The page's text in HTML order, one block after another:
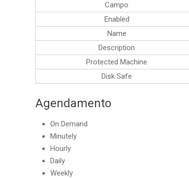
Campo
Enabled
Name
Description
Protected Machine
Disk Safe
Agendamento
On Demand
Minutely
Hourly
Daily
Weekly